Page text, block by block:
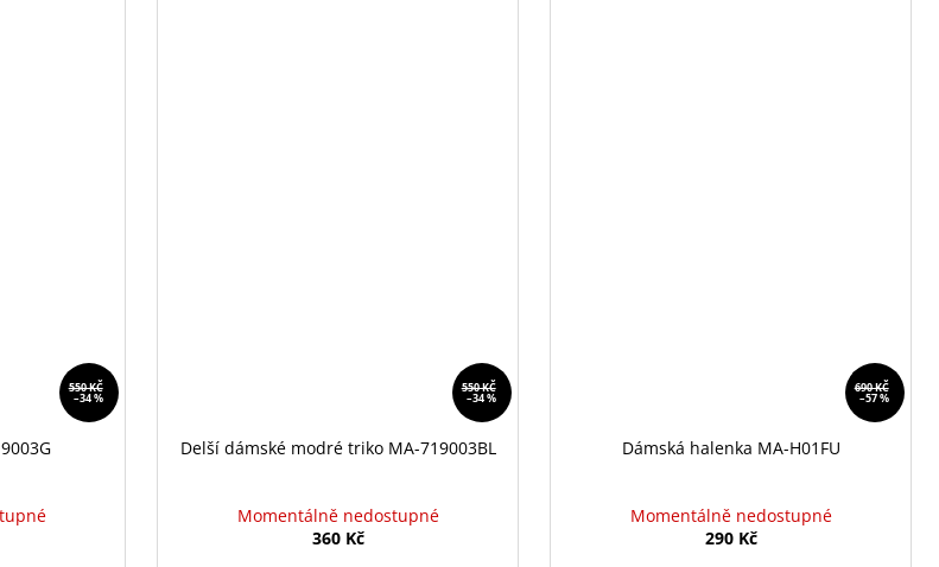
550 KČ
–34 %
550 KČ
–34 %
Delší dámské modré triko MA-719003BL
Momentálně nedostupné
360 Kč
690 KČ
–57 %
Dámská halenka MA-H01FU
Momentálně nedostupné
290 Kč